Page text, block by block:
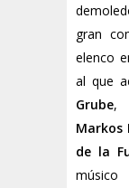
gran
elenco
al que
Grube,
Markos
de la